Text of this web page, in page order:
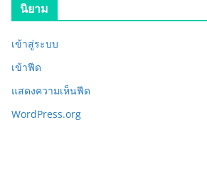
นิยาม
เข้าสู่ระบบ
เข้าฟีด
แสดงความเห็นฟีด
WordPress.org